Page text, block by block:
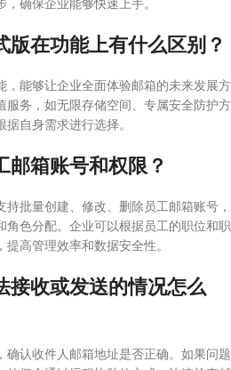
确保企业能够快速上手。
版在功能上有什么区别？
，能够让企业全面体验邮箱的未来发展方
服务，如无限存储空间、专属安全防护方
自身需求进行选择。
邮箱账号和权限？
批量创建、修改、删除员工邮箱账号，
角色分配。企业可以根据员工的职位和职
高管理效率和数据安全性。
接收或发送的情况怎么
确认收件人邮箱地址是否正确。如果问题